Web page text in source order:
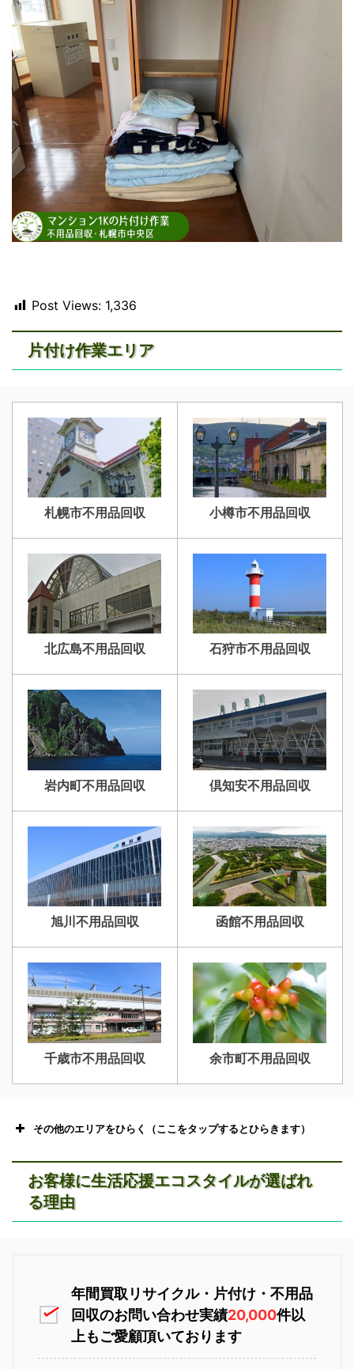
Post Views: 1,336
片付け作業エリア
札幌市不用品回収 小樽市不用品回収
北広島不用品回収 石狩市不用品回収
岩内町不用品回収 倶知安不用品回収
旭川不用品回収 函館不用品回収
千歳市不用品回収 余市町不用品回収
その他のエリアをひらく（ここをタップするとひらきます）
お客様に生活応援エコスタイルが選ばれ
る理由
年間買取リサイクル・片付け・不用品
回収のお問い合わせ実績20,000件以
上もご愛顧頂いております